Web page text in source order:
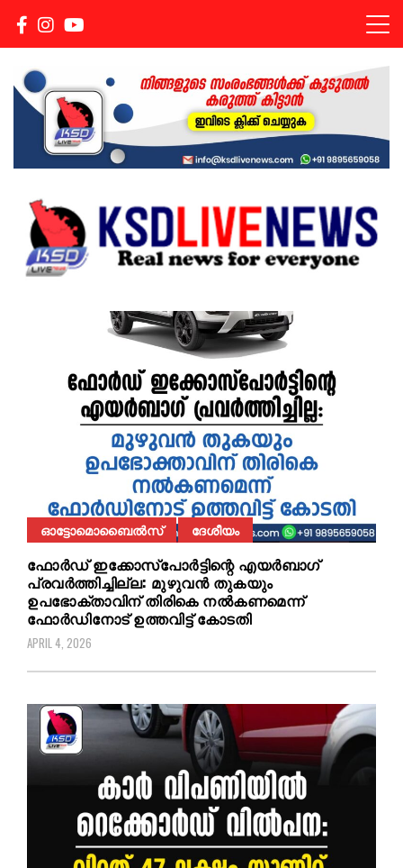
KSDLIVENEWS
ഓട്ടോമൊബൈൽസ് ദേശീയം
ഫോർഡ് ഇക്കോസ്പോർട്ടിന്റെ എയർബാഗ്
പ്രവർത്തിച്ചില്ല: മുഴുവൻ തുകയും
ഉപഭോക്താവിന് തിരികെ നല്‍കണമെന്ന്
ഫോർഡിനോട്‌ ഉത്തവിട്ട് കോടതി
APRIL 4, 2026